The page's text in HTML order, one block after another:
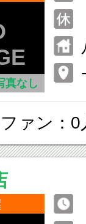
真なし
ファン：0